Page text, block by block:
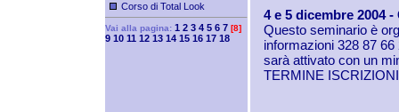
Corso di Total Look
Vai alla pagina: 1 2 3 4 5 6 7 [8]
9 10 11 12 13 14 15 16 17 18
4 e 5 dicembre 2004
Questo seminario è
informazioni 328 87
sarà attivato con un
TERMINE